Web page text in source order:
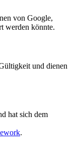
von Google,
werden könnte.
und dienen
hat sich dem
.